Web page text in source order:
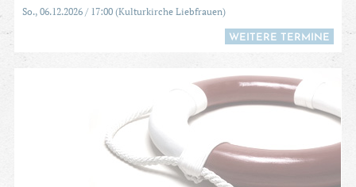
So., 06.12.2026 / 17:00 (Kulturkirche Liebfrauen)
WEITERE TERMINE